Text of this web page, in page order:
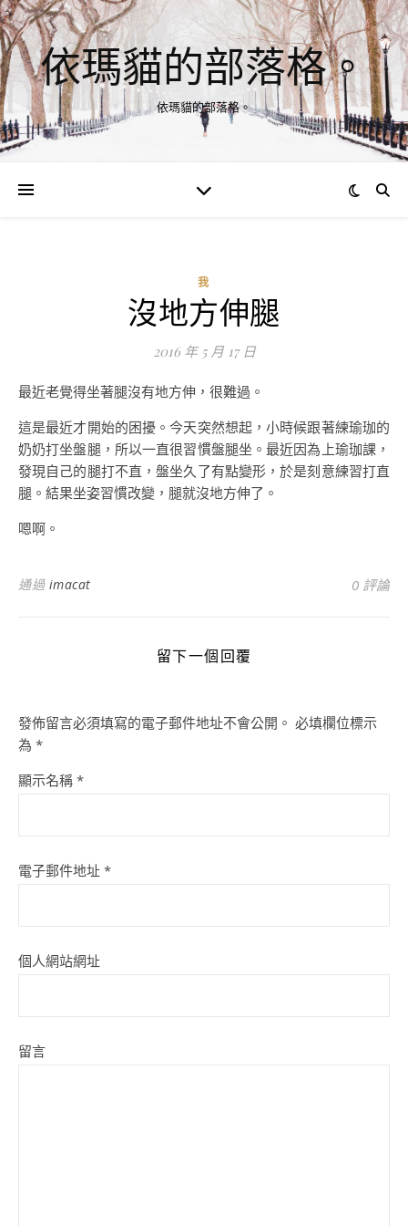
依瑪貓的部落格。
依瑪貓的部落格。
我
沒地方伸腿
2016 年 5 月 17 日
最近老覺得坐著腿沒有地方伸，很難過。
這是最近才開始的困擾。今天突然想起，小時候跟著練瑜珈的
奶奶打坐盤腿，所以一直很習慣盤腿坐。最近因為上瑜珈課，
發現自己的腿打不直，盤坐久了有點變形，於是刻意練習打直
腿。結果坐姿習慣改變，腿就沒地方伸了。
嗯啊。
通過 imacat 0 評論
留下一個回覆
發佈留言必須填寫的電子郵件地址不會公開。 必填欄位標示
為 *
顯示名稱 *
電子郵件地址 *
個人網站網址
留言